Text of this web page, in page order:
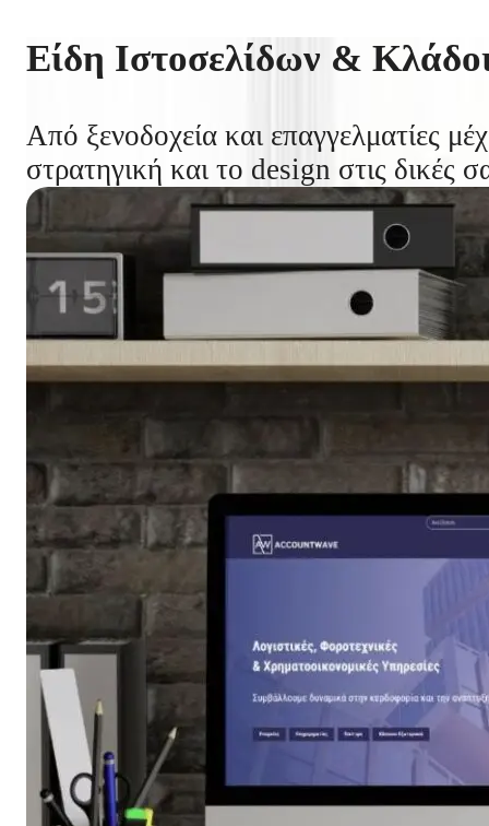
Είδη Ιστοσελίδων &
Από ξενοδοχεία και επαγγελματίες
στρατηγική και το design στις δικές